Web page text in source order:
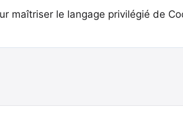
maîtriser le langage privilégié de